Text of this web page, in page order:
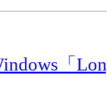
「